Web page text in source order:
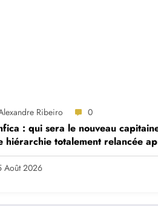
Ribeiro 0
: qui sera le nouveau
hiérarchie totalement relancée
départs majeurs
Août 2026